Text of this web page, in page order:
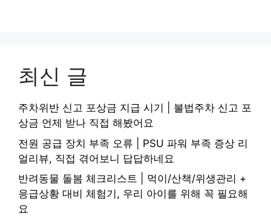
최신 글
주차위반 신고 포상금 지급 시기 | 불법주차 신고 포
상금 언제 받나 직접 해봤어요
전원 공급 장치 부족 오류 | PSU 파워 부족 증상 리
얼리뷰, 직접 겪어보니 답답하네요
반려동물 돌봄 체크리스트 | 먹이/산책/위생관리 +
응급상황 대비 체험기, 우리 아이를 위해 꼭 필요해
요